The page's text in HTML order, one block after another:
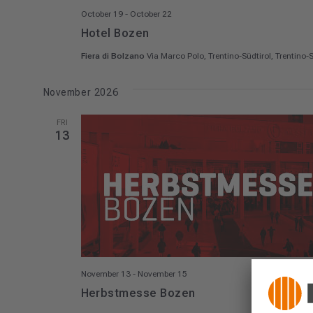
Hotel Bozen
October 19- October 22
Fiera di Bolzano Via Marco Polo, Trentino-Südtirol, Trentino-
November 2026
FRI
13
Herbstmesse Bozen
November 13- November 15